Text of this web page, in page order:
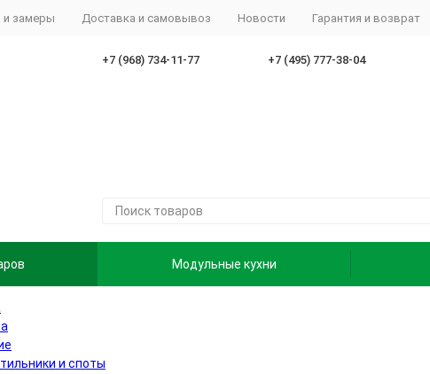
и замеры Доставка и самовывоз Новости Гарантия и возврат
+7 (968) 734-11-77 +7 (495) 777-38-04
Модульные кухни
и споты